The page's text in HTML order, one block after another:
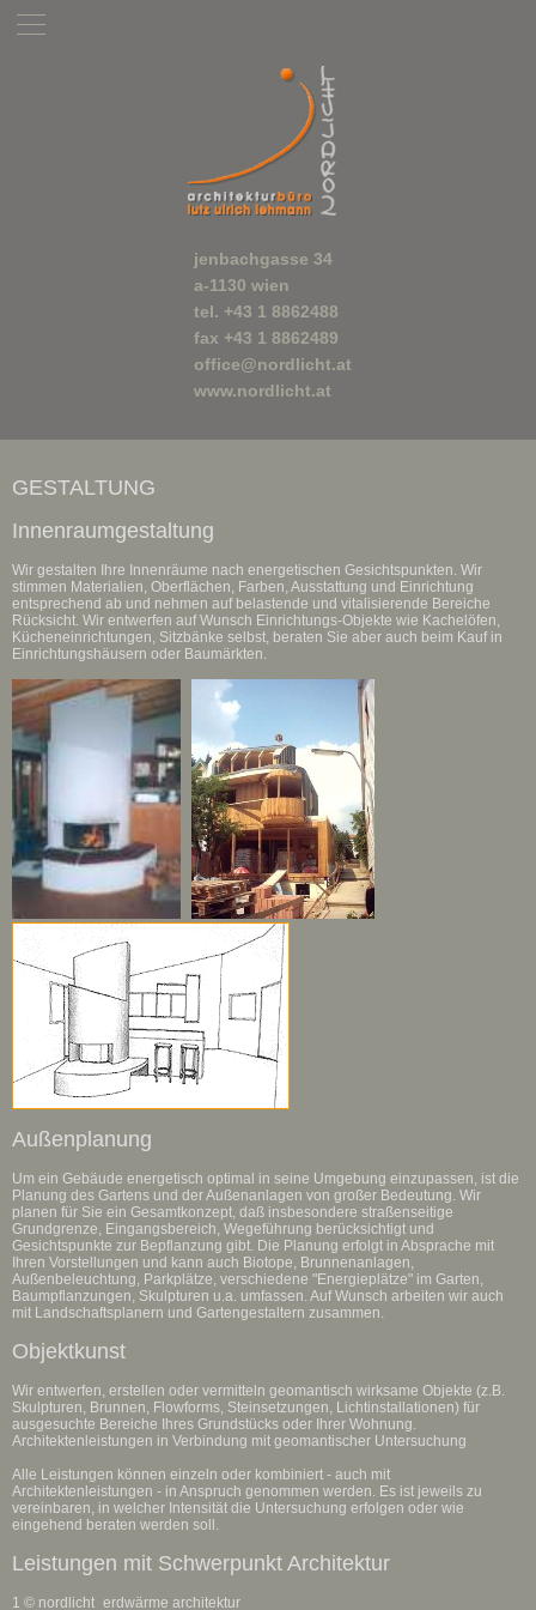
GESTALTUNG
Innenraumgestaltung
Wir gestalten Ihre Innenräume nach energetischen Gesichtspunkten. Wir
stimmen Materialien, Oberflächen, Farben, Ausstattung und Einrichtung
entsprechend ab und nehmen auf belastende und vitalisierende Bereiche
Rücksicht. Wir entwerfen auf Wunsch Einrichtungs-Objekte wie Kachelöfen,
Kücheneinrichtungen, Sitzbänke selbst, beraten Sie aber auch beim Kauf in
Einrichtungshäusern oder Baumärkten.
Außenplanung
Um ein Gebäude energetisch optimal in seine Umgebung einzupassen, ist die
Planung des Gartens und der Außenanlagen von großer Bedeutung. Wir
planen für Sie ein Gesamtkonzept, daß insbesondere straßenseitige
Grundgrenze, Eingangsbereich, Wegeführung berücksichtigt und
Gesichtspunkte zur Bepflanzung gibt. Die Planung erfolgt in Absprache mit
Ihren Vorstellungen und kann auch Biotope, Brunnenanlagen,
Außenbeleuchtung, Parkplätze, verschiedene "Energieplätze" im Garten,
Baumpflanzungen, Skulpturen u.a. umfassen. Auf Wunsch arbeiten wir auch
mit Landschaftsplanern und Gartengestaltern zusammen.
Objektkunst
Wir entwerfen, erstellen oder vermitteln geomantisch wirksame Objekte (z.B.
Skulpturen, Brunnen, Flowforms, Steinsetzungen, Lichtinstallationen) für
ausgesuchte Bereiche Ihres Grundstücks oder Ihrer Wohnung.
Architektenleistungen in Verbindung mit geomantischer Untersuchung
Alle Leistungen können einzeln oder kombiniert - auch mit
Architektenleistungen - in Anspruch genommen werden. Es ist jeweils zu
vereinbaren, in welcher Intensität die Untersuchung erfolgen oder wie
eingehend beraten werden soll.
Leistungen mit Schwerpunkt Architektur
1 © nordlicht_erdwärme architektur
jenbachgasse 34
a-1130 wien
tel. +43 1 8862488
fax +43 1 8862489
office@nordlicht.at
www.nordlicht.at